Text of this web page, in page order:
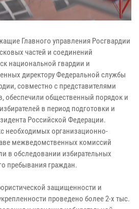
Главного управления Росгвардии
частей и соединений
национальной гвардии и
директору Федеральной службы
совместно с представителями
обеспечили общественный порядок и
в период подготовки и
Российской Федерации.
необходимых организационно-
межведомственных комиссий
в обследовании избирательных
пребывания граждан.
защищенности и
проведено более 2-х тыс.